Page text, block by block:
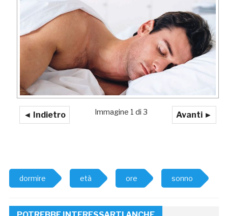
◄ Indietro Avanti ►
Immagine 1 di 3
dormire età ore sonno